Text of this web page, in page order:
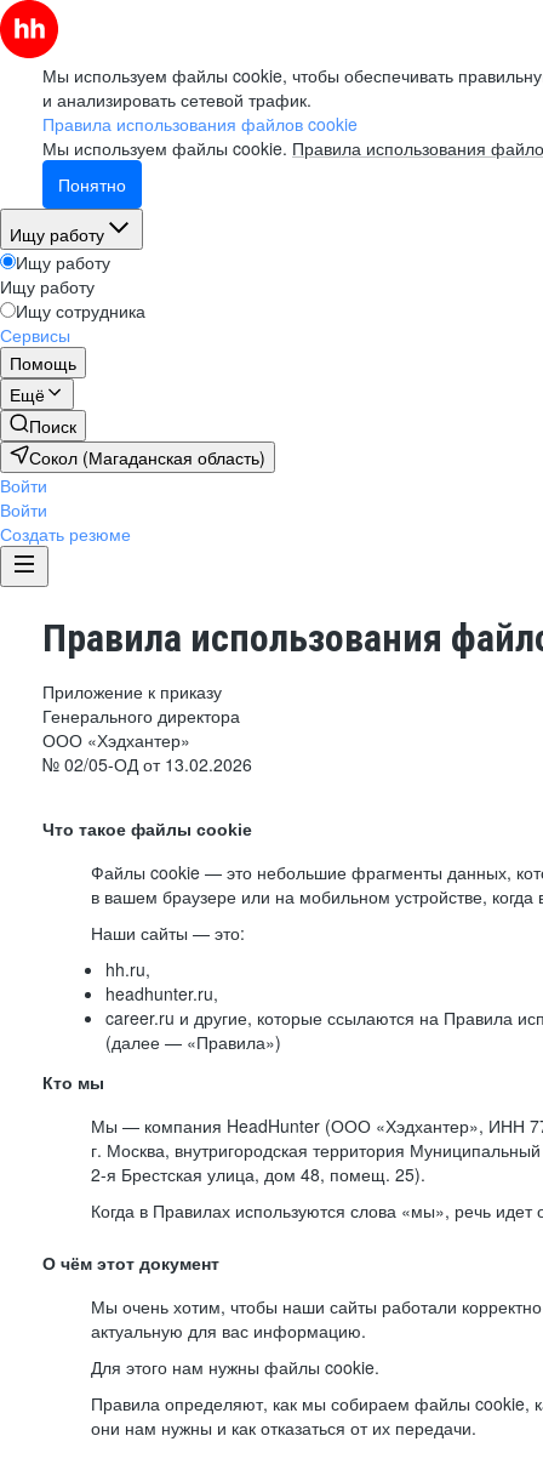
Мы используем файлы cookie, чтобы обеспечивать
и анализировать сетевой трафик.
Правила использования файлов cookie
Мы используем файлы cookie. Правила использования
Понятно
Ищу работу
Ищу работу
Ищу работу
Ищу сотрудника
Сервисы
Помощь
Ещё
Поиск
Сокол (Магаданская область)
Войти
Войти
Создать резюме
Правила использования
Приложение к приказу
Генерального директора
ООО «Хэдхантер»
№ 02/05-ОД от 13.02.2026
Что такое файлы cookie
Файлы cookie — это небольшие фрагменты данных,
в вашем браузере или на мобильном устройстве,
Наши сайты — это:
hh.ru,
headhunter.ru,
career.ru и другие, которые ссылаются на Правила
(далее — «Правила»)
Кто мы
Мы — компания HeadHunter (ООО «Хэдхантер», ИНН
г. Москва, внутригородская территория Муниципальный
2-я Брестская улица, дом 48, помещ. 25).
Когда в Правилах используются слова «мы», речь
О чём этот документ
Мы очень хотим, чтобы наши сайты работали
актуальную для вас информацию.
Для этого нам нужны файлы cookie.
Правила определяют, как мы собираем файлы cookie,
они нам нужны и как отказаться от их передачи.